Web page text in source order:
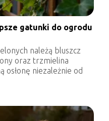
gatunki do ogrodu
należą bluszcz
oraz trzmielina
osłonę niezależnie od